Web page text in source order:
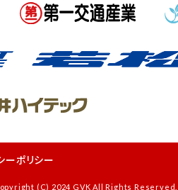
ーポリシー
Copyright (C) 2024 GVK All Rights Reserved.